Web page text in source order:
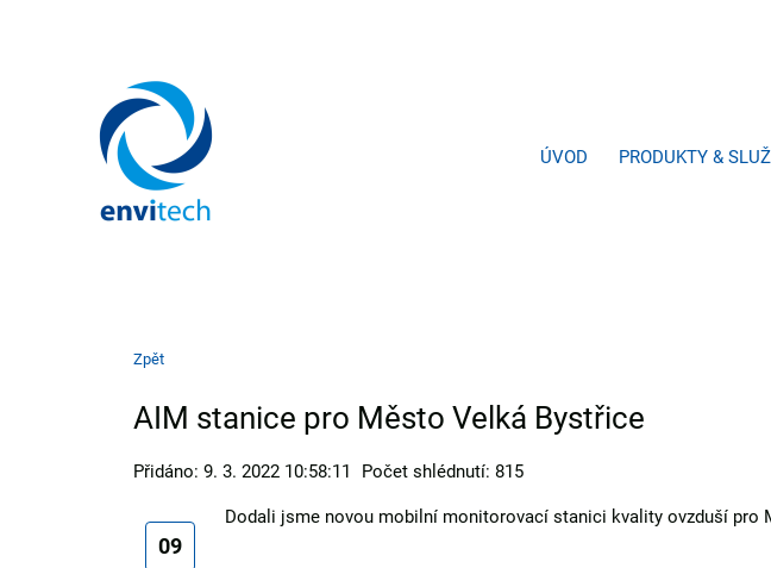
ÚVOD PRODUKTY &
Zpět
AIM stanice pro Město Velká Bystřice
Přidáno: 9. 3. 2022 10:58:11 Počet shlédnutí: 815
09
Dodali jsme novou mobilní monitorovací stanici kvality ovzduší pro